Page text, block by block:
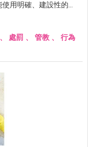
用明確、建設性的用
、 處罰 、 管教 、 行為